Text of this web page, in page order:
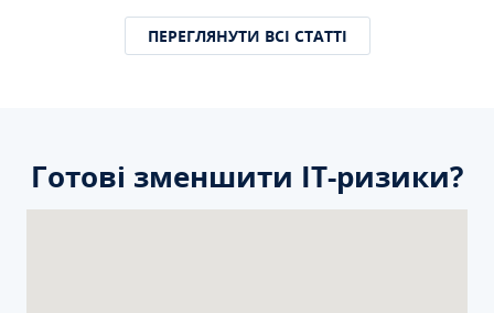
ПЕРЕГЛЯНУТИ ВСІ СТАТТІ
Готові зменшити ІТ-ризики?